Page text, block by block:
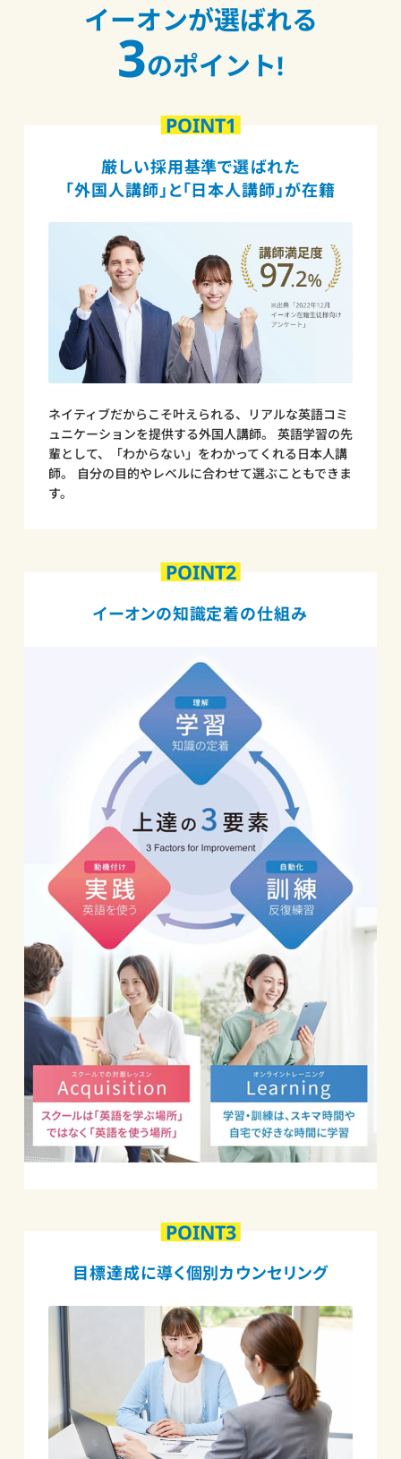
イーオンが選ばれる
3のポイント!
POINT1
厳しい採用基準で選ばれた
「外国人講師」と「日本人講師」が在籍
ネイティブだからこそ叶えられる、リアルな英語コミ
ュニケーションを提供する外国人講師。 英語学習の先
輩として、「わからない」をわかってくれる日本人講
師。 自分の目的やレベルに合わせて選ぶこともできま
す。
POINT2
イーオンの知識定着の仕組み
POINT3
目標達成に導く個別カウンセリング